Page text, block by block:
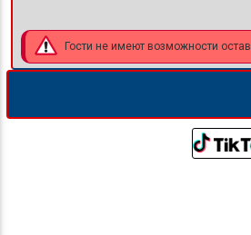
Гости не имеют возможности